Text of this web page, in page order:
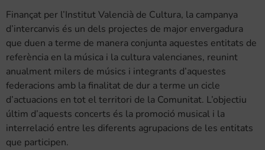
Actualitat
Tenda
Finançat per l’Institut Valencià de Cultura, la campanya
d’intercanvis és un dels projectes de major envergadura
que duen a terme de manera conjunta aquestes entitats de
referència en la música i la cultura valencianes, reunint
anualment milers de músics i integrants d’aquestes
federacions amb la finalitat de dur a terme un cicle
d’actuacions en tot el territori de la Comunitat. L’objectiu
últim d’aquests concerts és la promoció musical i la
interrelació entre les diferents agrupacions de les entitats
que participen.